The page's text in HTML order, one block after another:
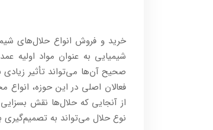
خرید و فروش انواع حلال‌های
شیمیایی به عنوان مواد اولیه
صحیح آن‌ها می‌تواند تأثیر زیادی
فعالان اصلی در این حوزه،
از آنجایی که حلال‌ها نقش
نوع حلال می‌تواند به تصمیم‌گیری